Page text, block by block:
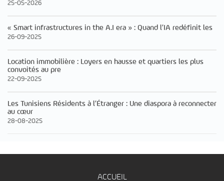
25-05-2026
« Smart infrastructures in the A.I era » : Quand l’IA redéfinit les
26-09-2025
Location immobilière : Loyers en hausse et quartiers les plus
convoités au pre
22-09-2025
Les Tunisiens Résidents à l’Étranger : Une diaspora à reconnecter
au cœur
28-08-2025
ACCUEIL